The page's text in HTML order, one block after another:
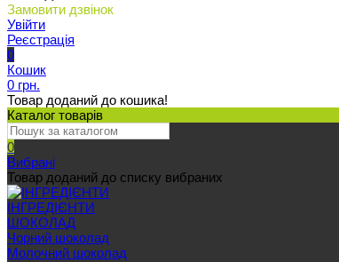
Замовити дзвінок
Увійти
Реєстрація
0
Кошик
0 грн.
Товар доданий до кошика!
Каталог товарів
0
Вибрані
Товар доданий до списку вибраних
ІНГРЕДІЄНТИ
ШОКОЛАД
Чорний шоколад
Молочний шоколад